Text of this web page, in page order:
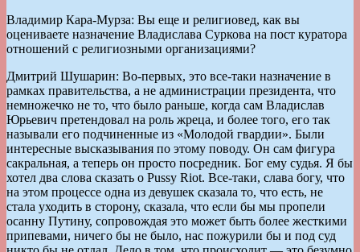
Владимир Кара-Мурза: Вы еще и религиовед, как вы
оцениваете назначение Владислава Суркова на пост куратора
отношений с религиозными организациями?
Дмитрий Шушарин: Во-первых, это все-таки назначение в
рамках правительства, а не администрации президента, что
немножечко не то, что было раньше, когда сам Владислав
Юрьевич претендовал на роль жреца, и более того, его так
называли его подчиненные из «Молодой гвардии». Были
интересные высказывания по этому поводу. Он сам фигура
сакральная, а теперь он просто посредник. Бог ему судья. Я бы
хотел два слова сказать о Pussy Riot. Все-таки, слава богу, что
на этом процессе одна из девушек сказала то, что есть, не
стала уходить в сторону, сказала, что если бы мы пропели
осанну Путину, сопровождая это может быть более жесткими
припевами, ничего бы не было, нас пожурили бы и под суд